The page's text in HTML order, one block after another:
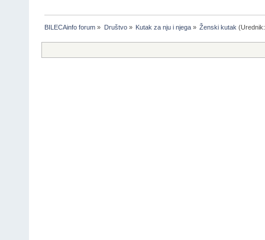
BILECAinfo forum » Društvo» Kutak za nju i njega» Ženski kutak